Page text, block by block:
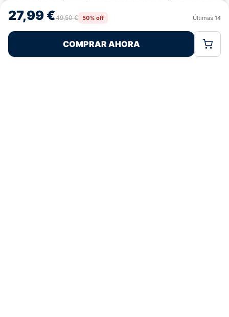
retirar el consentimiento, puede afectar negativamente a ciertas
características y funciones.
Rechazar
Política de CookiesPolítica de Privacidad
27,99 €49,50 € 50% off Últimas 14
COMPRAR AHORA
¿Tienes dudas con la talla o el envío?